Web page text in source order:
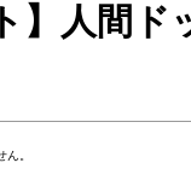
】人間ド
。